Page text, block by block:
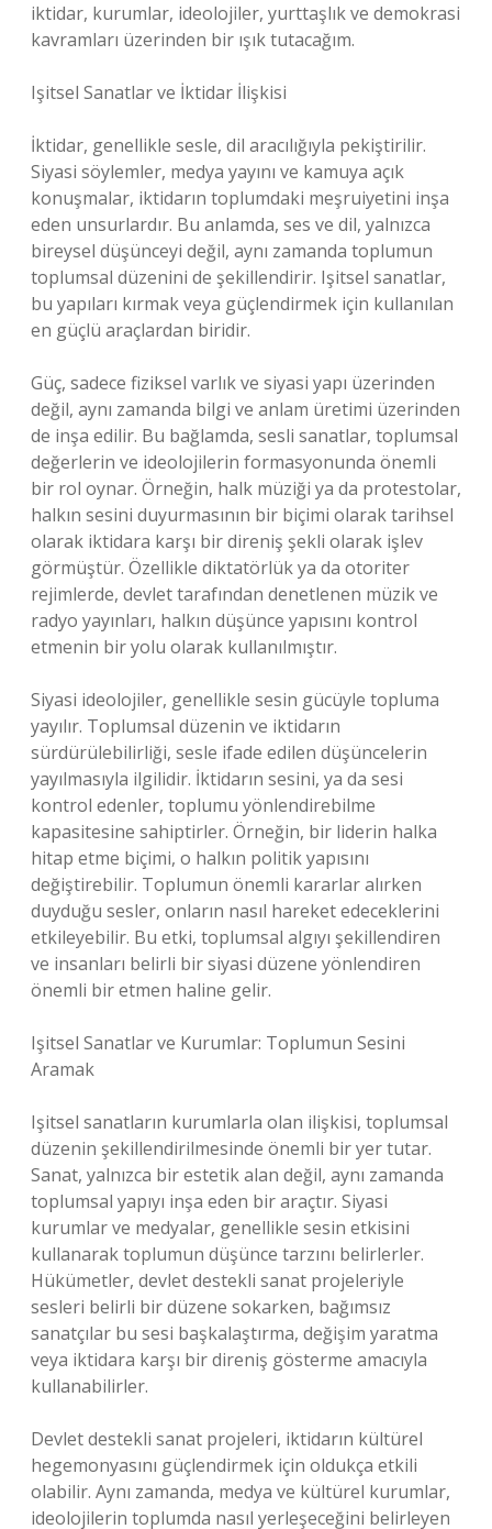
iktidar, kurumlar, ideolojiler, yurttaşlık ve demokrasi
kavramları üzerinden bir ışık tutacağım.
Işitsel Sanatlar ve İktidar İlişkisi
İktidar, genellikle sesle, dil aracılığıyla pekiştirilir.
Siyasi söylemler, medya yayını ve kamuya açık
konuşmalar, iktidarın toplumdaki meşruiyetini inşa
eden unsurlardır. Bu anlamda, ses ve dil, yalnızca
bireysel düşünceyi değil, aynı zamanda toplumun
toplumsal düzenini de şekillendirir. Işitsel sanatlar,
bu yapıları kırmak veya güçlendirmek için kullanılan
en güçlü araçlardan biridir.
Güç, sadece fiziksel varlık ve siyasi yapı üzerinden
değil, aynı zamanda bilgi ve anlam üretimi üzerinden
de inşa edilir. Bu bağlamda, sesli sanatlar, toplumsal
değerlerin ve ideolojilerin formasyonunda önemli
bir rol oynar. Örneğin, halk müziği ya da protestolar,
halkın sesini duyurmasının bir biçimi olarak tarihsel
olarak iktidara karşı bir direniş şekli olarak işlev
görmüştür. Özellikle diktatörlük ya da otoriter
rejimlerde, devlet tarafından denetlenen müzik ve
radyo yayınları, halkın düşünce yapısını kontrol
etmenin bir yolu olarak kullanılmıştır.
Siyasi ideolojiler, genellikle sesin gücüyle topluma
yayılır. Toplumsal düzenin ve iktidarın
sürdürülebilirliği, sesle ifade edilen düşüncelerin
yayılmasıyla ilgilidir. İktidarın sesini, ya da sesi
kontrol edenler, toplumu yönlendirebilme
kapasitesine sahiptirler. Örneğin, bir liderin halka
hitap etme biçimi, o halkın politik yapısını
değiştirebilir. Toplumun önemli kararlar alırken
duyduğu sesler, onların nasıl hareket edeceklerini
etkileyebilir. Bu etki, toplumsal algıyı şekillendiren
ve insanları belirli bir siyasi düzene yönlendiren
önemli bir etmen haline gelir.
Işitsel Sanatlar ve Kurumlar: Toplumun Sesini
Aramak
Işitsel sanatların kurumlarla olan ilişkisi, toplumsal
düzenin şekillendirilmesinde önemli bir yer tutar.
Sanat, yalnızca bir estetik alan değil, aynı zamanda
toplumsal yapıyı inşa eden bir araçtır. Siyasi
kurumlar ve medyalar, genellikle sesin etkisini
kullanarak toplumun düşünce tarzını belirlerler.
Hükümetler, devlet destekli sanat projeleriyle
sesleri belirli bir düzene sokarken, bağımsız
sanatçılar bu sesi başkalaştırma, değişim yaratma
veya iktidara karşı bir direniş gösterme amacıyla
kullanabilirler.
Devlet destekli sanat projeleri, iktidarın kültürel
hegemonyasını güçlendirmek için oldukça etkili
olabilir. Aynı zamanda, medya ve kültürel kurumlar,
ideolojilerin toplumda nasıl yerleşeceğini belirleyen